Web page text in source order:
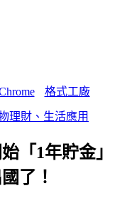
格式工廠
理財、生活應用
「1年貯金」
了！